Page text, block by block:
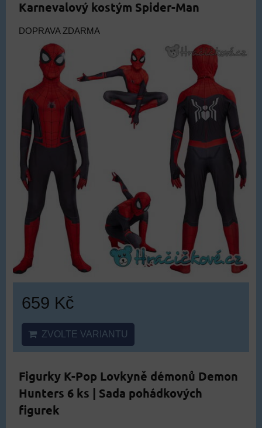
Karnevalový kostým Spider-Man
DOPRAVA ZDARMA
659 Kč
ZVOLTE VARIANTU
Figurky K-Pop Lovkyně démonů Demon
Hunters 6 ks | Sada pohádkových
figurek